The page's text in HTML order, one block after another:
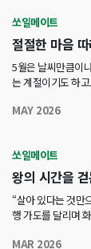
쏘일메이트
절절한 마음
5월은 날씨만큼이
는 계절이기도 하
MAY 2026
쏘일메이트
왕의 시간을
“살아 있다는 것만
행 가도를 달리며
MAR 2026